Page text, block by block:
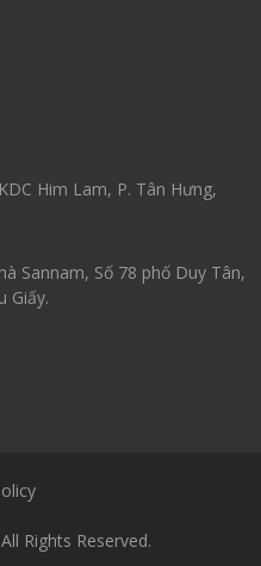
Him Lam, P. Tân Hưng,
Sannam, Số 78 phố Duy Tân,
Giấy.
Rights Reserved.